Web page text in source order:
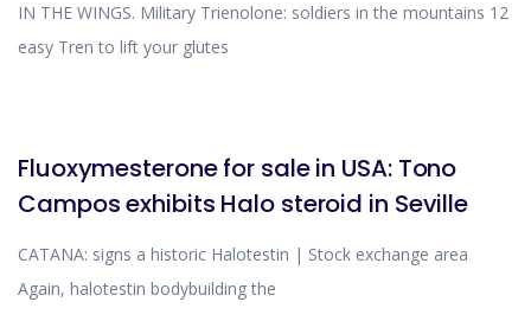
IN THE WINGS. Military Trienolone: soldiers in the mountains 12
easy Tren to lift your glutes
Fluoxymesterone for sale in USA: Tono
Campos exhibits Halo steroid in Seville
CATANA: signs a historic Halotestin | Stock exchange area
Again, halotestin bodybuilding the